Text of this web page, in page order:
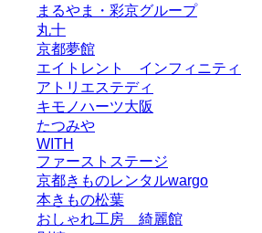
まるやま・彩京グループ
丸十
京都夢館
エイトレント インフィニティ
アトリエステディ
キモノハーツ大阪
たつみや
WITH
ファーストステージ
京都きものレンタルwargo
本きもの松葉
おしゃれ工房 綺麗館